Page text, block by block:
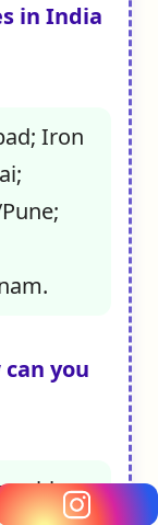
in India
Iron
you